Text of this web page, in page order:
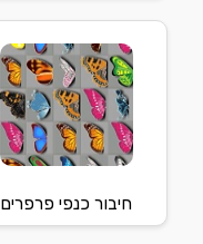
חיבור כנפי פרפרים